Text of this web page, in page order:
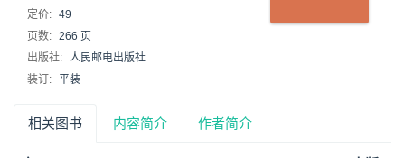
定价: 49
页数: 266 页
出版社: 人民邮电出版社
装订: 平装
相关图书 内容简介 作者简介